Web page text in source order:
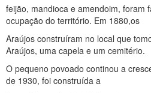
feijão, mandioca e amendoim, foram
ocupação do território. Em 1880,os
Araújos construíram no local que
Araújos, uma capela e um cemitério.
O pequeno povoado continou a
de 1930, foi construída a